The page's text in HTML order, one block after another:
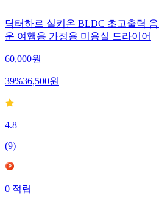
닥터하르 실키온 BLDC 초고출력
운 여행용 가정용 미용실 드라이어
60,000원
39%36,500원
4.8
(9)
0적립